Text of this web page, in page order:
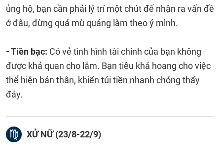
ủng hộ, bạn cần phải lý trí một chút để nhận ra vấn đề
ở đâu, đừng quá mù quáng làm theo ý mình.
- Tiền bạc: Có vẻ tình hình tài chính của bạn không
được khả quan cho lắm. Bạn tiêu khá hoang cho việc
thể hiện bản thân, khiến túi tiền nhanh chóng thấy
đáy.
XỬ NỮ (23/8-22/9)